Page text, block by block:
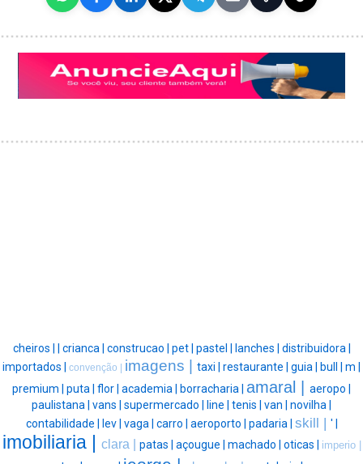
cheiros | | crianca | construcao | pet | pastel | lanches | distribuidora |
importados | convenção | imagens | taxi | restaurante | guia | bull | m |
premium | puta | flor | academia | borracharia | amaral | aeropo |
paulistana | vans | supermercado | line | tenis | van | novilha |
contabilidade | lev | vaga | carro | aeroporto | padaria | skill | ' |
imobiliaria | clara | patas | açougue | machado | oticas | imperio |